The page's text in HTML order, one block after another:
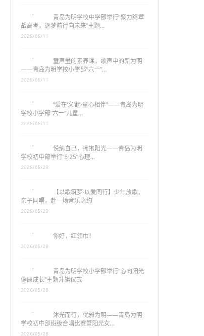
青岛为明学校中学部举行“聚力终章
战高考，逐梦前行向未来”主题…
2026/06/11
童声里的素养课，歌声中的新为明
——青岛为明学校小学部“六一”…
2026/06/11
“爱在‘义’起·童心相伴”——青岛为明
学校小学部“六一”儿童…
2026/06/11
悦纳自己，拥抱阳光——青岛为明
学校初中部举行“5·25”心理…
2026/05/29
【以歌筑梦·以爱同行】少年放歌，
亲子同唱，赴一场音乐之约
2026/05/29
你好，红领巾！
2026/05/28
青岛为明学校小学部举行“心向阳光
健康成长”主题升旗仪式
2026/05/28
沐光而行，优雅为明——青岛为明
学校初中部班级合唱比赛暨阳光女…
2026/05/28